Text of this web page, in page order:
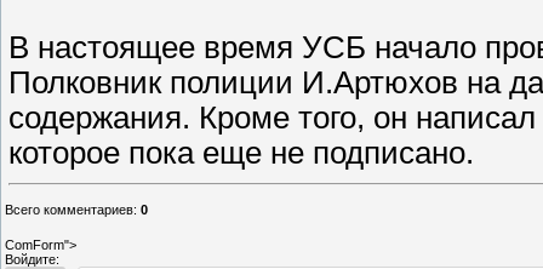
В настоящее время УСБ начало
Полковник полиции И.Артюхов на
содержания. Кроме того, он
которое пока еще не подписано.
Всего комментариев: 0
ComForm">
Войдите: